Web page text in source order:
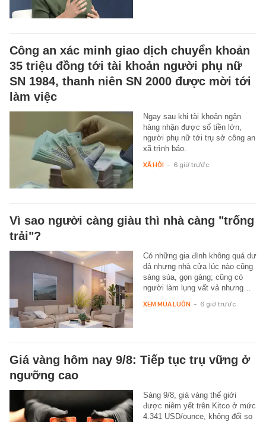
Công an xác minh giao dịch chuyển khoản
35 triệu đồng tới tài khoản người phụ nữ
SN 1984, thanh niên SN 2000 được mời tới
làm việc
Ngay sau khi tài khoản ngân
hàng nhận được số tiền lớn,
người phụ nữ tới trụ sở công an
xã trình báo.
XÃ HỘI - 6 giờ trước
Vì sao người càng giàu thì nhà càng "trống
trải"?
Có những gia đình không quá dư
dả nhưng nhà cửa lúc nào cũng
sáng sủa, gọn gàng; cũng có
người làm lụng vất vả nhưng…
XEM MUA LUÔN - 6 giờ trước
Giá vàng hôm nay 9/8: Tiếp tục trụ vững ở
ngưỡng cao
Sáng 9/8, giá vàng thế giới
được niêm yết trên Kitco ở mức
4.341 USD/ounce, không đổi so